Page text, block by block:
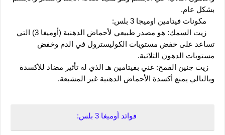
بشكل عام.
مكونات فيتامين اوميجا 3 بلس:
مستويات الدهون الثلاثية.
وبالتالي يمنع أكسدة الأحماض الدهنية غير المشبعة.
فوائد أوميغا 3 بلس: